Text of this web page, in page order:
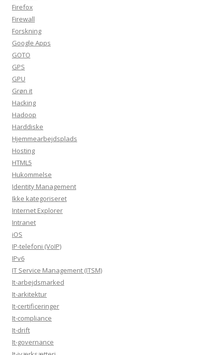
Firefox
Firewall
Forskning
Google Apps
GOTO
GPS
GPU
Grøn it
Hacking
Hadoop
Harddiske
Hjemmearbejdsplads
Hosting
HTML5
Hukommelse
Identity Management
Ikke kategoriseret
Internet Explorer
Intranet
iOS
IP-telefoni (VoIP)
IPv6
IT Service Management (ITSM)
It-arbejdsmarked
It-arkitektur
It-certificeringer
It-compliance
It-drift
It-governance